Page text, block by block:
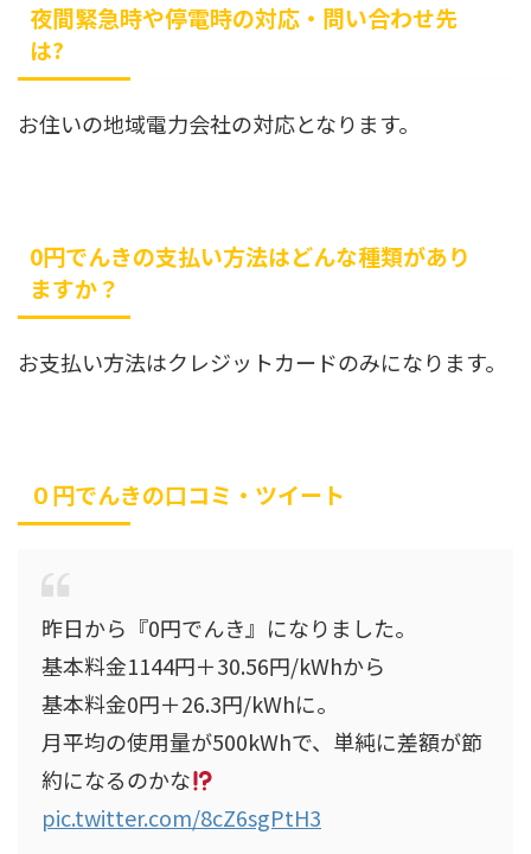
夜間緊急時や停電時の対応・問い合わせ先
は?
お住いの地域電力会社の対応となります。
0円でんきの支払い方法はどんな種類があり
ますか？
お支払い方法はクレジットカードのみになります。
０円でんきの口コミ・ツイート
昨日から『0円でんき』になりました。
基本料金1144円＋30.56円/kWhから
基本料金0円＋26.3円/kWhに。
月平均の使用量が500kWhで、単純に差額が節
約になるのかな
pic.twitter.com/8cZ6sgPtH3